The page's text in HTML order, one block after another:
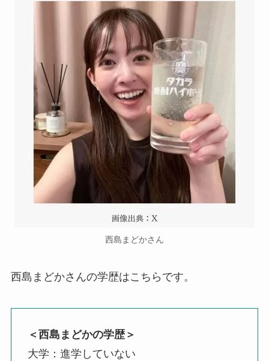
西島まどかさん
西島まどかさんの学歴はこちらです。
＜西島まどかの学歴＞
大学：進学していない